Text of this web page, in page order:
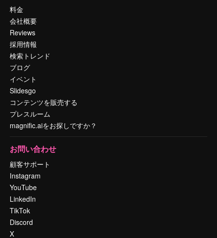
料金
会社概要
Reviews
採用情報
検索トレンド
ブログ
イベント
Slidesgo
コンテンツを販売する
プレスルーム
magnific.aiをお探しですか？
お問い合わせ
顧客サポート
Instagram
YouTube
LinkedIn
TikTok
Discord
X